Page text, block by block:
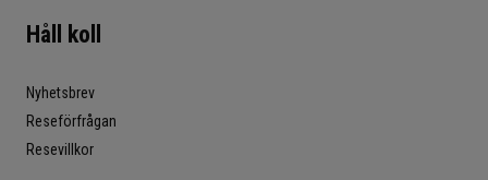
Håll koll
Nyhetsbrev
Reseförfrågan
Resevillkor